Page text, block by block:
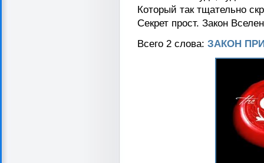
Который так тщательно
Секрет прост. Закон
Всего 2 слова: ЗАКОН